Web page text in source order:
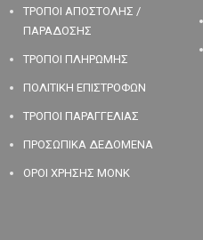
ΤΡΟΠΟΙ ΑΠΟΣΤΟΛΗΣ /
ΠΑΡΑΔΟΣΗΣ
ΤΡΟΠΟΙ ΠΛΗΡΩΜΗΣ
ΠΟΛΙΤΙΚΗ ΕΠΙΣΤΡΟΦΩΝ
ΤΡΟΠΟΙ ΠΑΡΑΓΓΕΛΙΑΣ
ΠΡΟΣΩΠΙΚΑ ΔΕΔΟΜΕΝΑ
ΟΡΟΙ ΧΡΗΣΗΣ MONK